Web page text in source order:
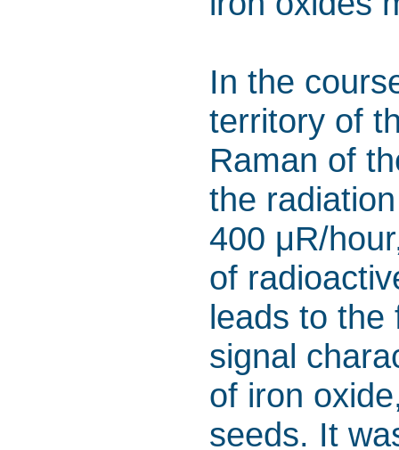
In the
territory of
Raman of
the
400 μR/
of
leads to the
signal
of iron
seeds. It